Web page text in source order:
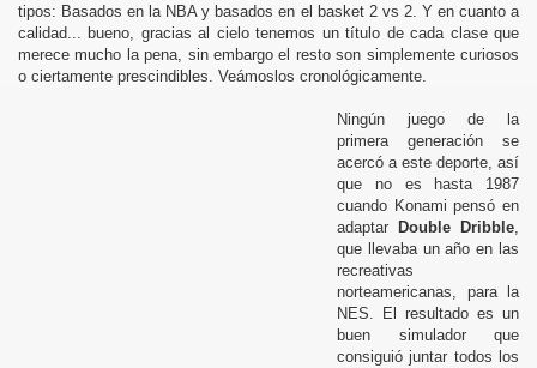
tipos: Basados en la NBA y basados en el basket 2 vs 2. Y en cuanto a
calidad... bueno, gracias al cielo tenemos un título de cada clase que
merece mucho la pena, sin embargo el resto son simplemente curiosos
o ciertamente prescindibles. Veámoslos cronológicamente.
Ningún juego de la
primera generación se
acercó a este deporte, así
que no es hasta 1987
cuando Konami pensó en
adaptar
Double Dribble,
que llevaba un año en las
recreativas
norteamericanas, para la
NES. El resultado es un
buen simulador que
consiguió juntar todos los